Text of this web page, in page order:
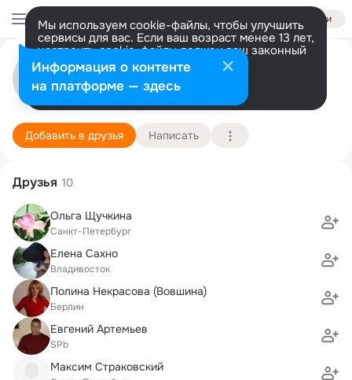
Войти
Мы используем cookie-файлы, чтобы улучшить
сервисы для вас. Если ваш возраст менее 13 лет,
настроить cookie-файлы должен ваш законный
представитель. Больше информации
Разрешить все Настроить
Ренат Кутуев
Санкт-Петербург
Детская музыкальная школа им. Н.А.
Подробнее
Добавить в друзья Написать
Друзья 10
Ольга Щучкина
Санкт-Петербург
Елена Сахно
Владивосток
Полина Некрасова (Вовшина)
Берлин
Евгений Артемьев
SPb
Максим Страковский
Информация о контенте
на платформе — здесь